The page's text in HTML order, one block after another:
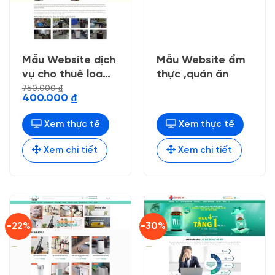
Mẫu Website dịch
vụ cho thuê loa
kẹo kéo
750.000₫
Giá
là:
750.000 ₫.
400.000 ₫Giá
hiện
tại
là:
400.000 ₫.
Xem thực tế
Xem chi tiết
Mẫu Website ẩm
thực ,quán ăn
Xem thực tế
Xem chi tiết
-22% -30%